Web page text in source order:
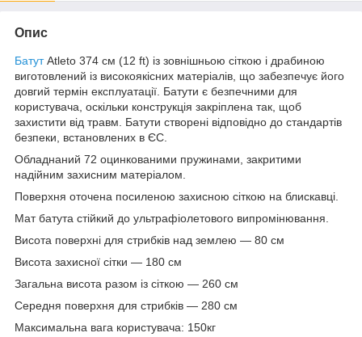
Опис
БатутAtleto 374 см (12 ft) із зовнішньою сіткою і драбиною
виготовлений із високоякісних матеріалів, що забезпечує його
довгий термін експлуатації. Батути є безпечними для
користувача, оскільки конструкція закріплена так, щоб
захистити від травм. Батути створені відповідно до стандартів
безпеки, встановлених в ЄС.
Обладнаний 72 оцинкованими пружинами, закритими
надійним захисним матеріалом.
Поверхня оточена посиленою захисною сіткою на блискавці.
Мат батута стійкий до ультрафіолетового випромінювання.
Висота поверхні для стрибків над землею — 80 см
Висота захисної сітки — 180 см
Загальна висота разом із сіткою — 260 см
Середня поверхня для стрибків — 280 см
Максимальна вага користувача: 150кг